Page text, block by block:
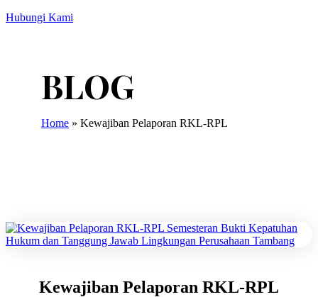
Hubungi Kami
Home » Kewajiban Pelaporan RKL-RPL
Kewajiban Pelaporan RKL-RPL